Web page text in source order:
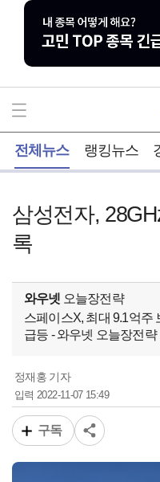
전체뉴스 랭킹뉴스
삼성전자,
록
와우넷 오늘장전략
스페이스X, 최대 9.1억주
급등 - 와우넷 오늘장전략
정재홍 기자
입력2022-11-07 15:49
구독